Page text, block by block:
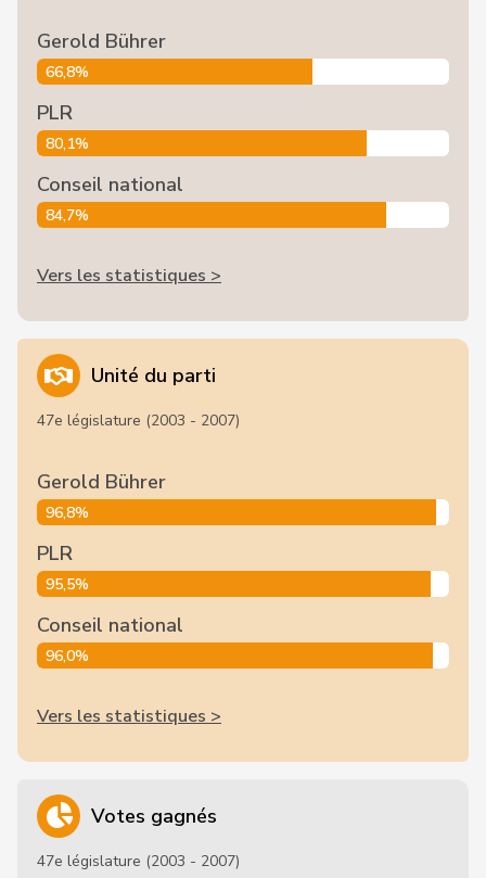
Gerold Bührer
66,8%
PLR
80,1%
Conseil national
84,7%
Vers les statistiques >
Unité du parti
47e législature (2003 - 2007)
Gerold Bührer
96,8%
PLR
95,5%
Conseil national
96,0%
Vers les statistiques >
Votes gagnés
47e législature (2003 - 2007)